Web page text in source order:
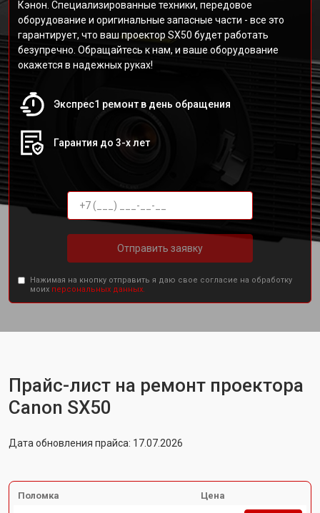
Кэнон. Специализированные техники, передовое
оборудование и оригинальные запасные части - все это
гарантирует, что ваш проектор SX50 будет работать
безупречно. Обращайтесь к нам, и ваше оборудование
окажется в надежных руках!
Экспрес1 ремонт в день обращения
Гарантия до 3-х лет
Отправить заявку
Нажимая на кнопку отправить я даю свое согласие на обработку
моих персональных данных.
Прайс-лист на ремонт проектора
Canon SX50
Дата обновления прайса: 17.07.2026
Поломка Цена